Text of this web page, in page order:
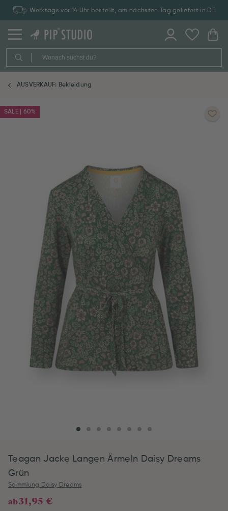
Werktags vor 14 Uhr bestellt, am nächsten Tag geliefert in DE
AUSVERKAUF: Bekleidung
SALE | 60%
Teagan Jacke Langen Ärmeln Daisy Dreams
Grün
Sammlung Daisy Dreams
ab31,95 €